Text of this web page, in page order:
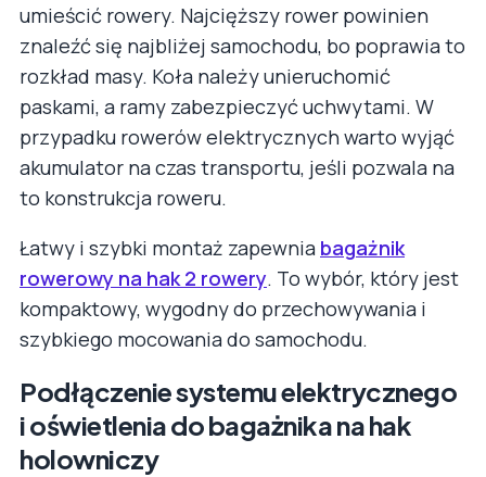
umieścić rowery. Najcięższy rower powinien
znaleźć się najbliżej samochodu, bo poprawia to
rozkład masy. Koła należy unieruchomić
paskami, a ramy zabezpieczyć uchwytami. W
przypadku rowerów elektrycznych warto wyjąć
akumulator na czas transportu, jeśli pozwala na
to konstrukcja roweru.
Łatwy i szybki montaż zapewnia bagażnik
rowerowy na hak 2 rowery. To wybór, który jest
kompaktowy, wygodny do przechowywania i
szybkiego mocowania do samochodu.
Podłączenie systemu elektrycznego
i oświetlenia do bagażnika na hak
holowniczy